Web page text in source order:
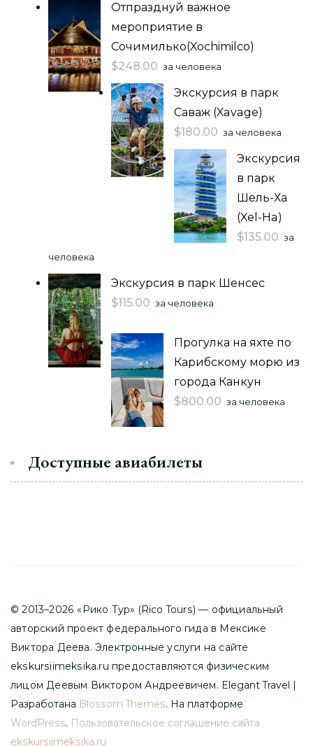
Отпразднуй важное
мероприятие в
Сочимилько(Xochimilco)
$248.00 за человека
Экскурсия в парк
Саваж (Xavage)
$180.00 за человека
Экскурсия
в парк
Шель-Ха
(Xel-Ha)
$135.00 за
человека
Экскурсия в парк Шенсес
$115.00 за человека
Прогулка на яхте по
Карибскому морю из
города Канкун
$800.00 за человека
Доступные авиабилеты
© 2013–2026 «Рико Тур» (Rico Tours) — официальный
авторский проект федерального гида в Мексике
Виктора Деева. Электронные услуги на сайте
ekskursiimeksika.ru предоставляются физическим
лицом Деевым Виктором Андреевичем. Elegant Travel |
Разработана Blossom Themes. На платформе
WordPress. Пользовательское соглашение сайта
ekskursiimeksika.ru